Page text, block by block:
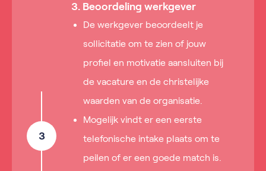
3
3. Beoordeling werkgever
De werkgever beoordeelt je
sollicitatie om te zien of jouw
profiel en motivatie aansluiten bij
de vacature en de christelijke
waarden van de organisatie.
Mogelijk vindt er een eerste
telefonische intake plaats om te
peilen of er een goede match is.